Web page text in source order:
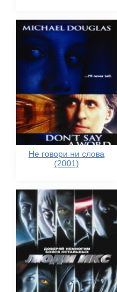
Не говори ни слова
(2001)